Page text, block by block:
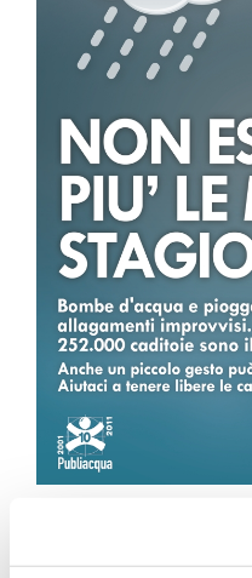
01 Novembre 2011